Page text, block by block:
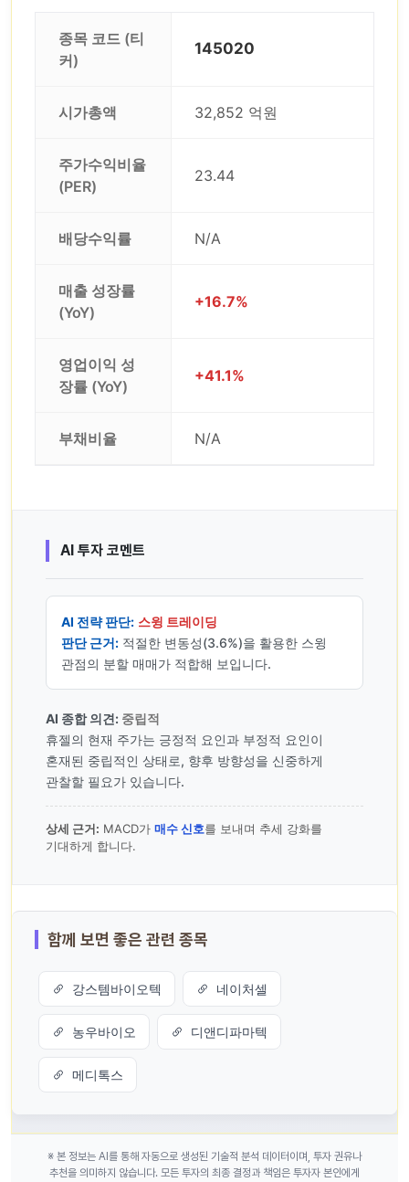
종목 코드 (티
커)
145020
시가총액 32,852 억원
주가수익비율
(PER)
23.44
배당수익률 N/A
매출 성장률
(YoY)
+16.7%
영업이익 성
장률 (YoY)
+41.1%
부채비율 N/A
AI 투자 코멘트
AI 전략 판단: 스윙 트레이딩
판단 근거: 적절한 변동성(3.6%)을 활용한 스윙
관점의 분할 매매가 적합해 보입니다.
AI 종합 의견: 중립적
휴젤의 현재 주가는 긍정적 요인과 부정적 요인이
혼재된 중립적인 상태로, 향후 방향성을 신중하게
관찰할 필요가 있습니다.
상세 근거: MACD가 매수 신호를 보내며 추세 강화를
기대하게 합니다.
함께 보면 좋은 관련 종목
강스템바이오텍 네이처셀
농우바이오 디앤디파마텍
메디톡스
※ 본 정보는 AI를 통해 자동으로 생성된 기술적 분석 데이터이며, 투자 권유나
추천을 의미하지 않습니다. 모든 투자의 최종 결정과 책임은 투자자 본인에게